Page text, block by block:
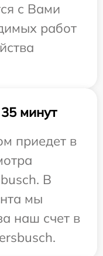
с Вами
работ
минут
приедет в
В
мы
наш счет в